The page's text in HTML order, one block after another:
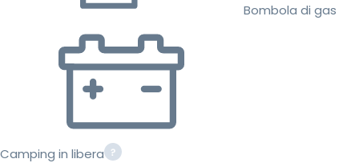
Bombola di gas
Camping in libera